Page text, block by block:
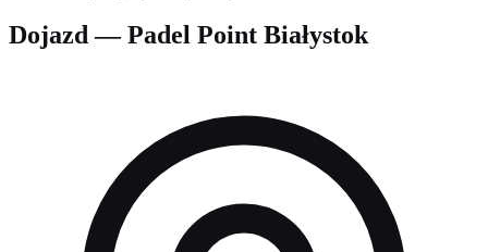
Dojazd — Padel Point Białystok